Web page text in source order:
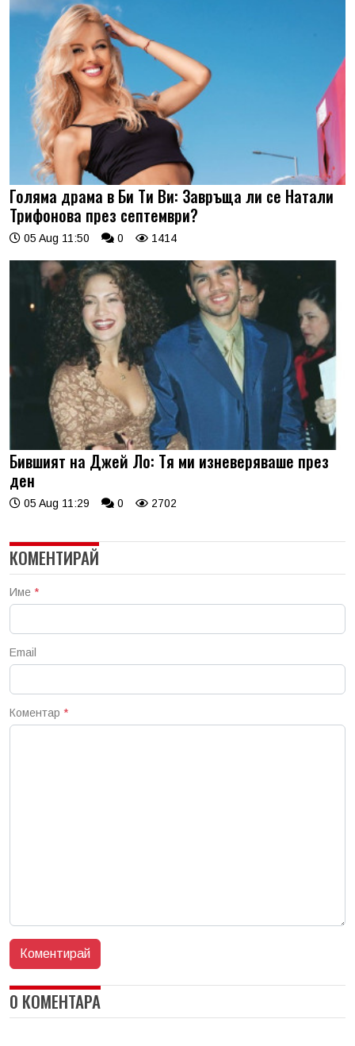
Голяма драма в Би Ти Ви: Завръща ли се Натали
Трифонова през септември?
05 Aug 11:50 0 1414
Бившият на Джей Ло: Тя ми изневеряваше през
ден
05 Aug 11:29 0 2702
КОМЕНТИРАЙ
Име *
Email
Коментар *
0 КОМЕНТАРА